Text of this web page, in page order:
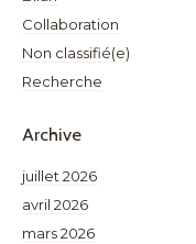
Collaboration
Non classifié(e)
Recherche
Archive
juillet 2026
avril 2026
mars 2026